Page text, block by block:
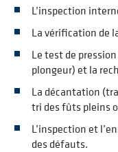
L’inspection
La vérification de
Le test de
plongeur) et la
La décantation
tri des fûts pleins
L’inspection et
des défauts.